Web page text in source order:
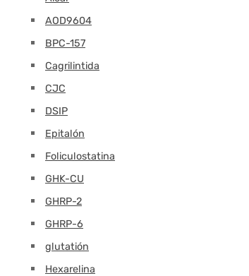
AOD9604
BPC-157
Cagrilintida
CJC
DSIP
Epitalón
Foliculostatina
GHK-CU
GHRP-2
GHRP-6
glutatión
Hexarelina